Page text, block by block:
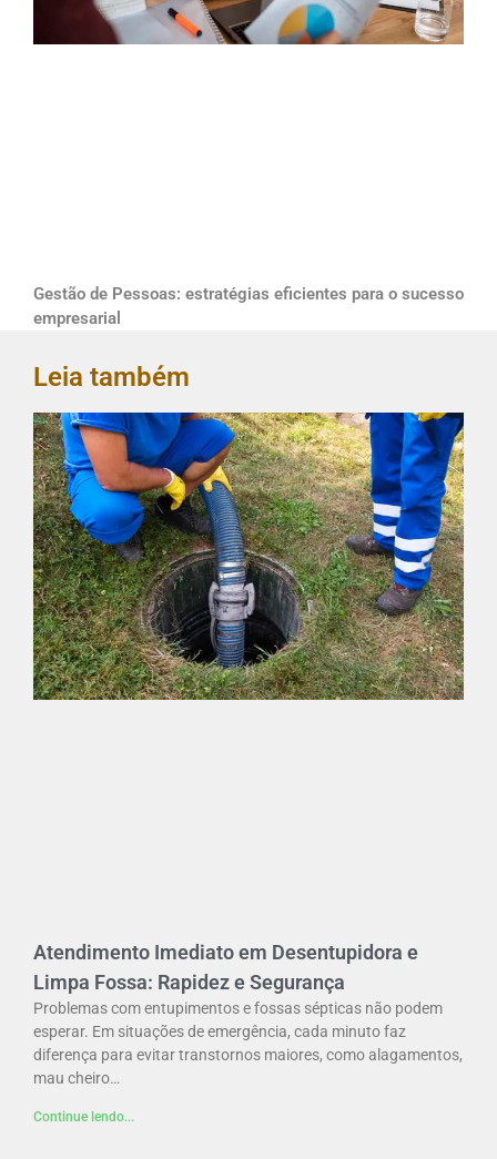
Gestão de Pessoas: estratégias eficientes para o sucesso
empresarial
Leia também
Atendimento Imediato em Desentupidora e
Limpa Fossa: Rapidez e Segurança
Problemas com entupimentos e fossas sépticas não podem
esperar. Em situações de emergência, cada minuto faz
diferença para evitar transtornos maiores, como alagamentos,
mau cheiro…
Continue lendo...